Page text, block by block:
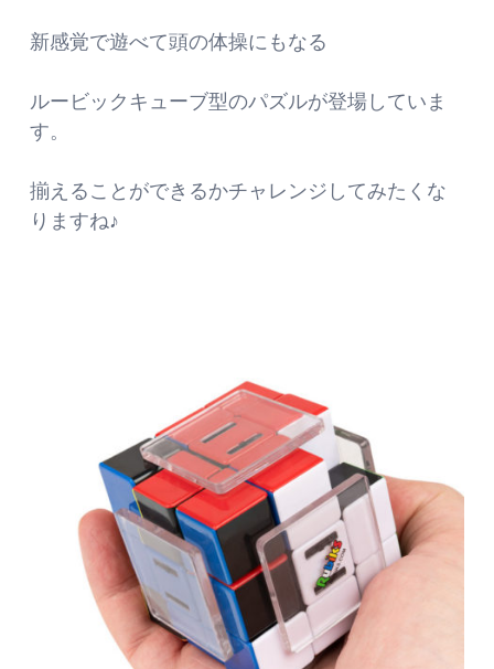
新感覚で遊べて頭の体操にもなる
ルービックキューブ型のパズルが登場していま
す。
揃えることができるかチャレンジしてみたくな
りますね♪